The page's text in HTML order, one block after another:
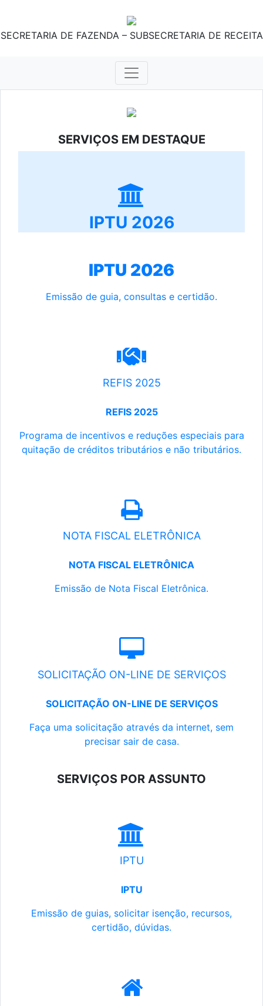
SECRETARIA DE FAZENDA – SUBSECRETARIA DE RECEITA
SERVIÇOS EM DESTAQUE
IPTU 2026
IPTU 2026
Emissão de guia, consultas e certidão.
REFIS 2025
REFIS 2025
Programa de incentivos e reduções especiais para
quitação de créditos tributários e não tributários.
NOTA FISCAL ELETRÔNICA
NOTA FISCAL ELETRÔNICA
Emissão de Nota Fiscal Eletrônica.
SOLICITAÇÃO ON-LINE DE SERVIÇOS
SOLICITAÇÃO ON-LINE DE SERVIÇOS
Faça uma solicitação através da internet, sem
precisar sair de casa.
SERVIÇOS POR ASSUNTO
IPTU
IPTU
Emissão de guias, solicitar isenção, recursos,
certidão, dúvidas.